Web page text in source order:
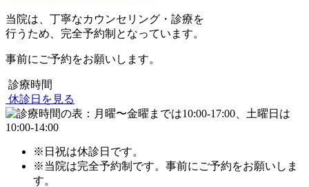
当院は、丁寧なカウンセリング・診療を
行うため、完全予約制となっています。
事前にご予約をお願いします。
診療時間
休診日を見る
※日祝は休診日です。
※当院は完全予約制です。事前にご予約をお願いしま
す。